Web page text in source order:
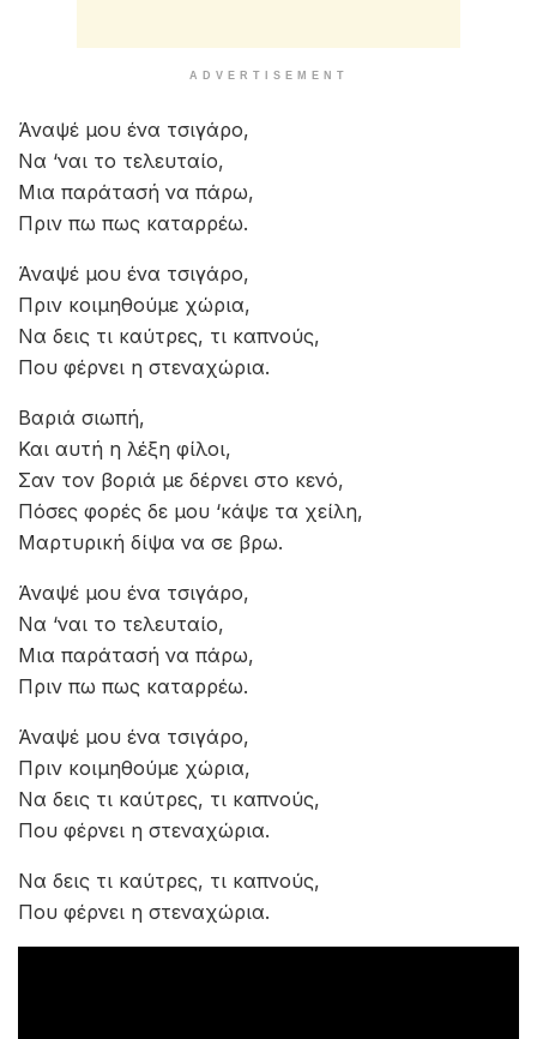
ADVERTISEMENT
Άναψέ μου ένα τσιγάρο,
Να ‘ναι το τελευταίο,
Μια παράτασή να πάρω,
Πριν πω πως καταρρέω.
Άναψέ μου ένα τσιγάρο,
Πριν κοιμηθούμε χώρια,
Να δεις τι καύτρες, τι καπνούς,
Που φέρνει η στεναχώρια.
Βαριά σιωπή,
Και αυτή η λέξη φίλοι,
Σαν τον βοριά με δέρνει στο κενό,
Πόσες φορές δε μου ‘κάψε τα χείλη,
Μαρτυρική δίψα να σε βρω.
Άναψέ μου ένα τσιγάρο,
Να ‘ναι το τελευταίο,
Μια παράτασή να πάρω,
Πριν πω πως καταρρέω.
Άναψέ μου ένα τσιγάρο,
Πριν κοιμηθούμε χώρια,
Να δεις τι καύτρες, τι καπνούς,
Που φέρνει η στεναχώρια.
Να δεις τι καύτρες, τι καπνούς,
Που φέρνει η στεναχώρια.